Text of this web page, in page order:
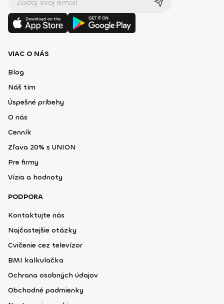
VIAC O NÁS
Blog
Náš tím
Úspešné príbehy
O nás
Cenník
Zľava 20% s UNION
Pre firmy
Vízia a hodnoty
PODPORA
Kontaktujte nás
Najčastejšie otázky
Cvičenie cez televízor
BMI kalkulačka
Ochrana osobných údajov
Obchodné podmienky